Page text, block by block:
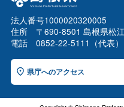
法人番号1000020320005
住所 〒690-8501 島根県松
電話 0852-22-5111（代表）
県庁へのアクセス